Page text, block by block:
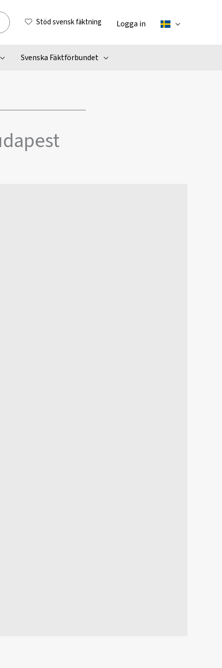
Stöd svensk fäktning Logga in
Svenska Fäktförbundet